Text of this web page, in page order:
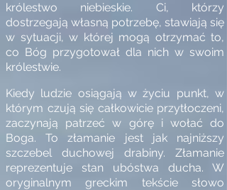
królestwo niebieskie. Ci, którzy
dostrzegają własną potrzebę, stawiają się
w sytuacji, w której mogą otrzymać to,
co Bóg przygotował dla nich w swoim
królestwie.
Kiedy ludzie osiągają w życiu punkt, w
którym czują się całkowicie przytłoczeni,
zaczynają patrzeć w górę i wołać do
Boga. To złamanie jest jak najniższy
szczebel duchowej drabiny. Złamanie
reprezentuje stan ubóstwa ducha. W
oryginalnym greckim tekście słowo